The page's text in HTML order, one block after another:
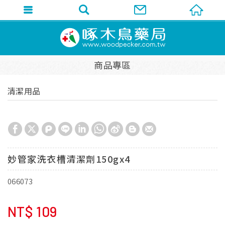
商品專區
清潔用品
妙管家洗衣槽清潔劑150gx4
066073
NT$ 109